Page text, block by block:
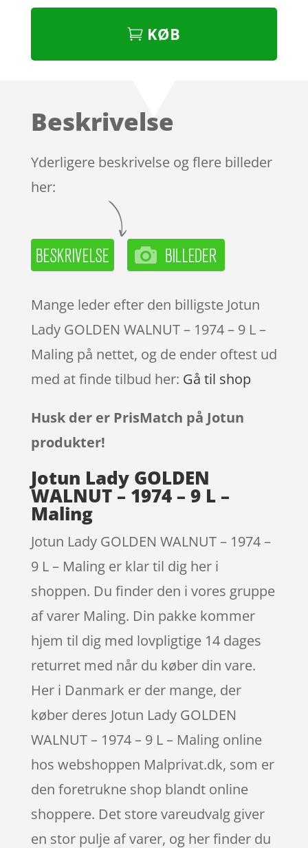
KØB
Beskrivelse
Yderligere beskrivelse og flere billeder
her:
Mange leder efter den billigste Jotun
Lady GOLDEN WALNUT – 1974 – 9 L –
Maling på nettet, og de ender oftest ud
med at finde tilbud her: Gå til shop
Husk der er PrisMatch på Jotun
produkter!
Jotun Lady GOLDEN
WALNUT – 1974 – 9 L –
Maling
Jotun Lady GOLDEN WALNUT – 1974 –
9 L – Maling er klar til dig her i
shoppen. Du finder den i vores gruppe
af varer Maling. Din pakke kommer
hjem til dig med lovpligtige 14 dages
returret med når du køber din vare.
Her i Danmark er der mange, der
køber deres Jotun Lady GOLDEN
WALNUT – 1974 – 9 L – Maling online
hos webshoppen Malprivat.dk, som er
den foretrukne shop blandt online
shoppere. Det store vareudvalg giver
en stor pulje af varer, og her finder du